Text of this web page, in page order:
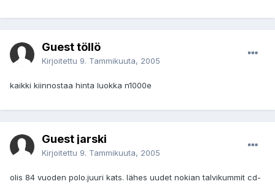
Guest töllö
Kirjoitettu 9. Tammikuuta, 2005
kaikki kiinnostaa hinta luokka n1000e
Guest jarski
Kirjoitettu 9. Tammikuuta, 2005
olis 84 vuoden polo.juuri kats. lähes uudet nokian talvikummit cd-